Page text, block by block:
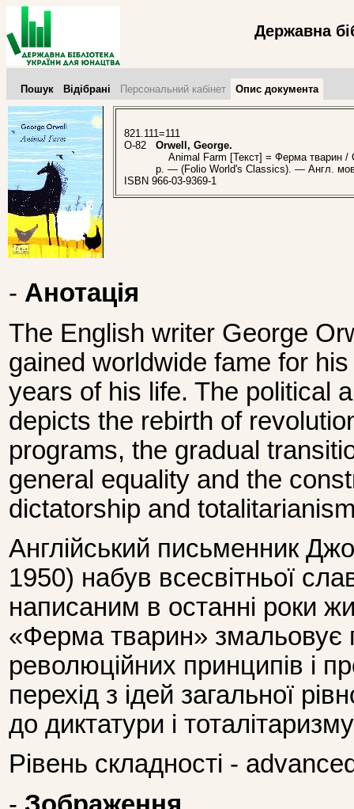
Державна
Пошук Відібрані Персональний кабінет Опис документа
821.111=111
O-82
Orwell, George.
Animal Farm [Текст] = Ферма тварин
p. — (Folio World's Classics). — Англ.
ISBN 966-03-9369-1
- Анотація
The English writer George
gained worldwide fame for
years of his life. The political
depicts the rebirth of
programs, the gradual
general equality and the
dictatorship and
Англійський письменник
1950) набув всесвітньої
написаним в останні роки
«Ферма тварин» змальовує
революційних принципів і
перехід з ідей загальної
до диктатури і
Рівень складності -